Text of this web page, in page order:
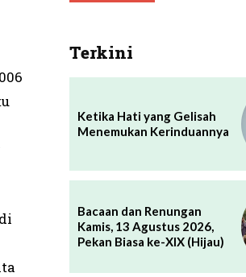
Terkini
Ketika Hati yang Gelisah
Menemukan Kerinduannya
Bacaan dan Renungan
Kamis, 13 Agustus 2026,
Pekan Biasa ke-XIX (Hijau)